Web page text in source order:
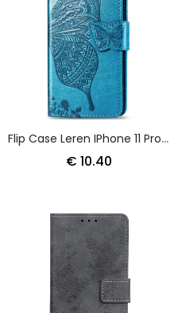
Flip Case Leren IPhone 11 Pro Max Grijs Zwart Halve Vlinders
€ 10.40